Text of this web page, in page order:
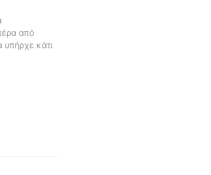
από
κάτι